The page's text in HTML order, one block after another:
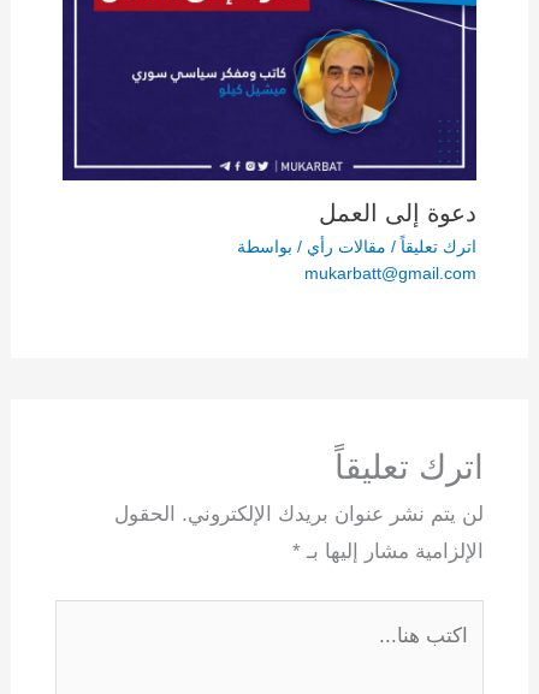
دعوة إلى العمل
اترك تعليقاً / مقالات رأي / بواسطة
mukarbatt@gmail.com
اترك تعليقاً
لن يتم نشر عنوان بريدك الإلكتروني.
الحقول
الإلزامية مشار إليها بـ *